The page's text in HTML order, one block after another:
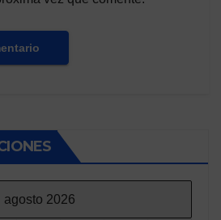
agosto 2026